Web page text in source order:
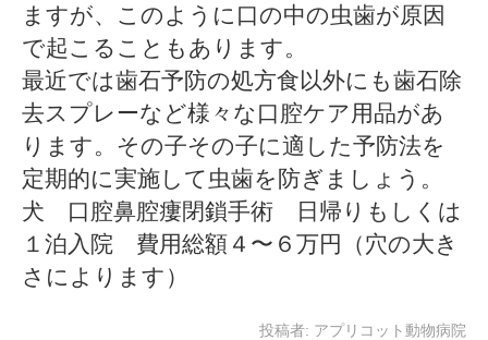
ますが、このように口の中の虫歯が原因
で起こることもあります。
最近では歯石予防の処方食以外にも歯石除
去スプレーなど様々な口腔ケア用品があ
ります。その子その子に適した予防法を
定期的に実施して虫歯を防ぎましょう。
犬 口腔鼻腔瘻閉鎖手術 日帰りもしくは
１泊入院 費用総額４〜６万円（穴の大き
さによります）
投稿者: アプリコット動物病院